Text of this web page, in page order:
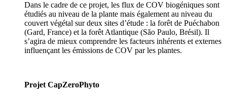
Dans le cadre de ce projet, les flux de COV biogéniques sont
étudiés au niveau de la plante mais également au niveau du
couvert végétal sur deux sites d’étude : la forêt de Puéchabon
(Gard, France) et la forêt Atlantique (São Paulo, Brésil). Il
s’agira de mieux comprendre les facteurs inhérents et externes
influençant les émissions de COV par les plantes.
Projet CapZeroPhyto